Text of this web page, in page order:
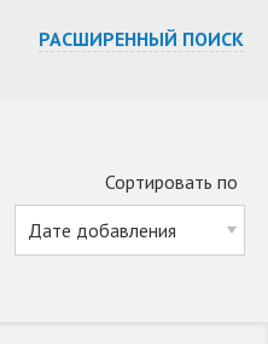
РАСШИРЕННЫЙ ПОИСК
Сортировать по